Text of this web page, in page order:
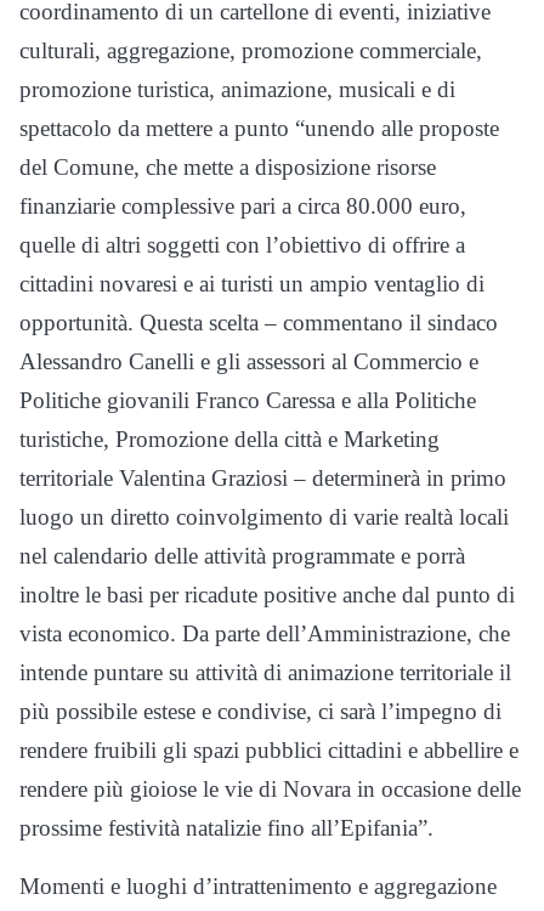
coordinamento di un cartellone di eventi, iniziative
culturali, aggregazione, promozione commerciale,
promozione turistica, animazione, musicali e di
spettacolo da mettere a punto “unendo alle proposte
del Comune, che mette a disposizione risorse
finanziarie complessive pari a circa 80.000 euro,
quelle di altri soggetti con l’obiettivo di offrire a
cittadini novaresi e ai turisti un ampio ventaglio di
opportunità. Questa scelta – commentano il sindaco
Alessandro Canelli e gli assessori al Commercio e
Politiche giovanili Franco Caressa e alla Politiche
turistiche, Promozione della città e Marketing
territoriale Valentina Graziosi – determinerà in primo
luogo un diretto coinvolgimento di varie realtà locali
nel calendario delle attività programmate e porrà
inoltre le basi per ricadute positive anche dal punto di
vista economico. Da parte dell’Amministrazione, che
intende puntare su attività di animazione territoriale il
più possibile estese e condivise, ci sarà l’impegno di
rendere fruibili gli spazi pubblici cittadini e abbellire e
rendere più gioiose le vie di Novara in occasione delle
prossime festività natalizie fino all’Epifania”.
Momenti e luoghi d’intrattenimento e aggregazione